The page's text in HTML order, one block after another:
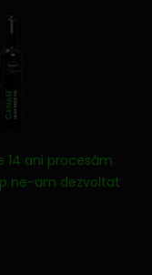
ani procesăm
ne-am dezvoltat